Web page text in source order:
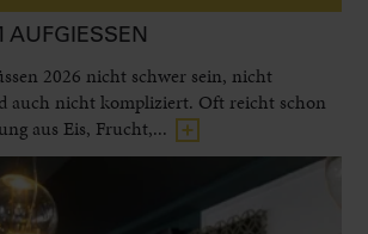
2026 nicht schwer sein, nicht
auch nicht kompliziert. Oft reicht schon
aus Eis, Frucht,...